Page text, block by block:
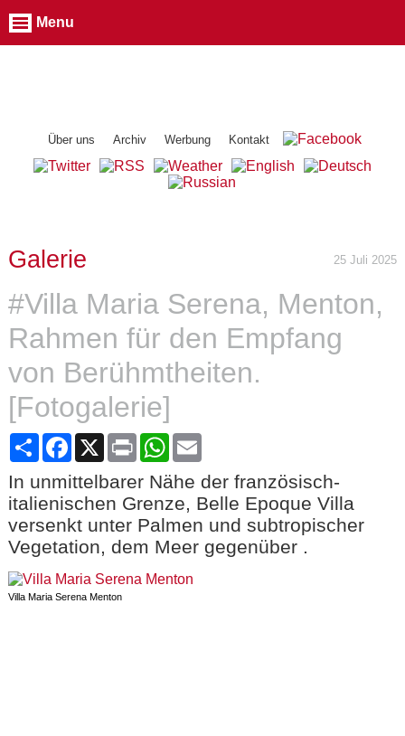
Über uns Archiv Werbung Kontakt
Menu
Galerie 25 Juli 2025
#Villa Maria Serena, Menton,
Rahmen für den Empfang
von Berühmtheiten.
[Fotogalerie]
ShareFacebook
X Print WhatsApp
Email
In unmittelbarer Nähe der französisch-
italienischen Grenze, Belle Epoque Villa
versenkt unter Palmen und subtropischer
Vegetation, dem Meer gegenüber .
Villa Maria Serena Menton